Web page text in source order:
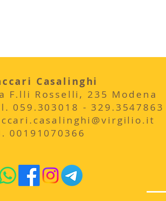
Casalinghi
F.lli Rosselli, 235 Modena
059.303018 - 329.3547863
00191070366